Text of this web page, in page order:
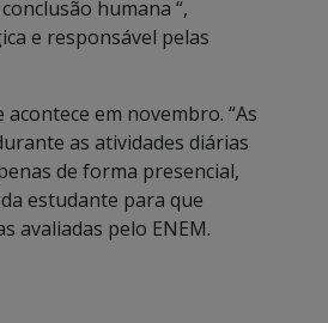
humana “,
e responsável pelas
em novembro. “As
as atividades diárias
de forma presencial,
estudante para que
avaliadas pelo ENEM.